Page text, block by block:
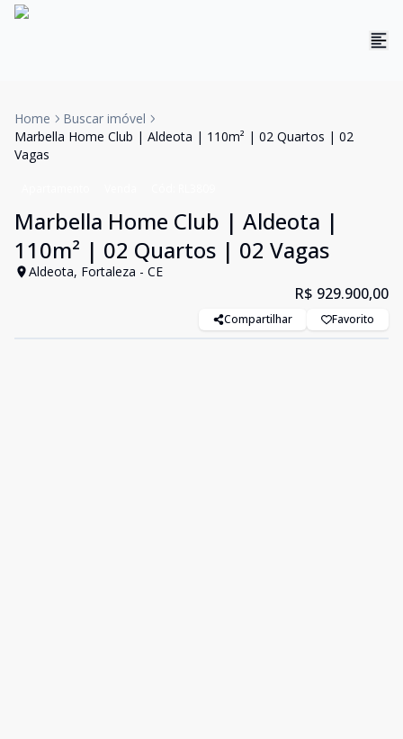
Home
Buscar imóvel
Marbella Home Club | Aldeota | 110m² | 02 Quartos | 02
Vagas
Marbella Home Club | Aldeota |
110m² | 02 Quartos | 02 Vagas
Aldeota, Fortaleza - CE
R$ 929.900,00
Compartilhar Favorito